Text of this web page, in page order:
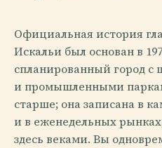
Официальная история
Искальи был основан в
спланированный город
и промышленными
старше; она записана в
и в еженедельных
здесь веками. Вы